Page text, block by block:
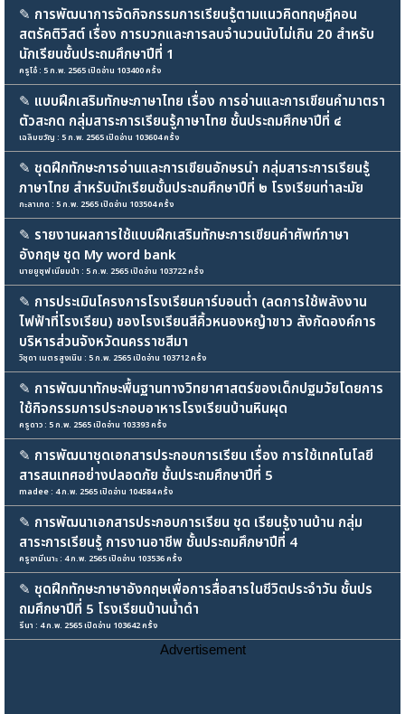
✎ การพัฒนาการจัดกิจกรรมการเรียนรู้ตามแนวคิดทฤษฏีคอน
สตรัคติวิสต์ เรื่อง การบวกและการลบจำนวนนับไม่เกิน 20 สำหรับ
นักเรียนชั้นประถมศึกษาปีที่ 1
ครูโอ๋ : 5 ก.พ. 2565 เปิดอ่าน 103400 ครั้ง
✎ แบบฝึกเสริมทักษะภาษาไทย เรื่อง การอ่านและการเขียนคำมาตรา
ตัวสะกด กลุ่มสาระการเรียนรู้ภาษาไทย ชั้นประถมศึกษาปีที่ ๔
เฉลิมขวัญ : 5 ก.พ. 2565 เปิดอ่าน 103604 ครั้ง
✎ ชุดฝึกทักษะการอ่านและการเขียนอักษรนำ กลุ่มสาระการเรียนรู้
ภาษาไทย สำหรับนักเรียนชั้นประถมศึกษาปีที่ ๒ โรงเรียนท่าละมัย
กะลาเกด : 5 ก.พ. 2565 เปิดอ่าน 103504 ครั้ง
✎ รายงานผลการใช้แบบฝึกเสริมทักษะการเขียนคำศัพท์ภาษา
อังกฤษ ชุด My word bank
นายยูซุฟ เนียมนำ : 5 ก.พ. 2565 เปิดอ่าน 103722 ครั้ง
✎ การประเมินโครงการโรงเรียนคาร์บอนต่ำ (ลดการใช้พลังงาน
ไฟฟ้าที่โรงเรียน) ของโรงเรียนสีคิ้วหนองหญ้าขาว สังกัดองค์การ
บริหารส่วนจังหวัดนครราชสีมา
วิชุดา เนตรสูงเนิน : 5 ก.พ. 2565 เปิดอ่าน 103712 ครั้ง
✎ การพัฒนาทักษะพื้นฐานทางวิทยาศาสตร์ของเด็กปฐมวัยโดยการ
ใช้กิจกรรมการประกอบอาหารโรงเรียนบ้านหินผุด
ครูดาว : 5 ก.พ. 2565 เปิดอ่าน 103393 ครั้ง
✎ การพัฒนาชุดเอกสารประกอบการเรียน เรื่อง การใช้เทคโนโลยี
สารสนเทศอย่างปลอดภัย ชั้นประถมศึกษาปีที่ 5
madee : 4 ก.พ. 2565 เปิดอ่าน 104584 ครั้ง
✎ การพัฒนาเอกสารประกอบการเรียน ชุด เรียนรู้งานบ้าน กลุ่ม
สาระการเรียนรู้ การงานอาชีพ ชั้นประถมศึกษาปีที่ 4
ครูอามีเนาะ : 4 ก.พ. 2565 เปิดอ่าน 103536 ครั้ง
✎ ชุดฝึกทักษะภาษาอังกฤษเพื่อการสื่อสารในชีวิตประจำวัน ชั้นปร
ถมศึกษาปีที่ 5 โรงเรียนบ้านน้ำดำ
รีนา : 4 ก.พ. 2565 เปิดอ่าน 103642 ครั้ง
Advertisement